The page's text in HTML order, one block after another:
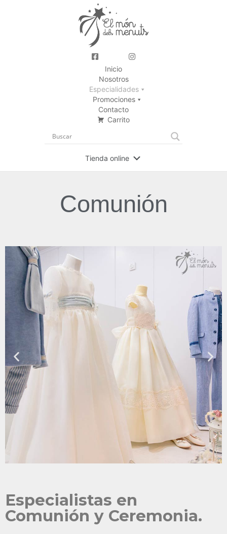
Inicio
Nosotros
Especialidades
Promociones
Contacto
Carrito
Tienda online
Comunión
Especialistas en
Comunión y Ceremonia.